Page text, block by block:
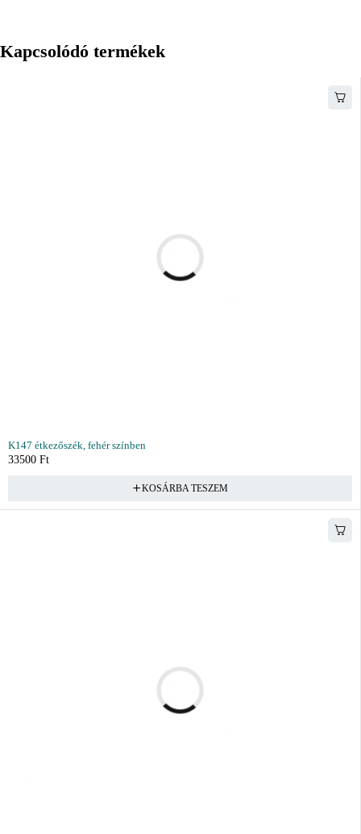
Kapcsolódó termékek
K147 étkezőszék, fehér színben
33500 Ft
KOSÁRBA TESZEM